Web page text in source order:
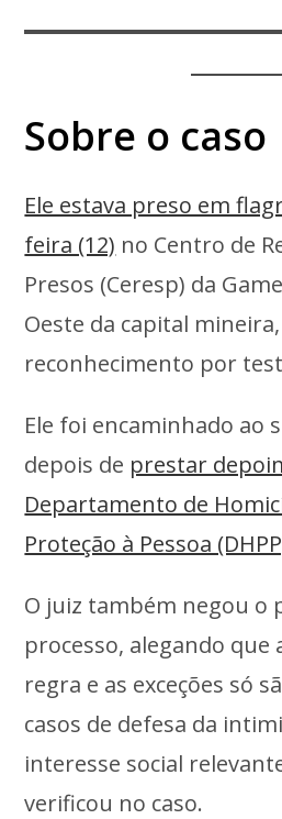
Sobre o caso
Ele estava preso em
feira (12) no Centro de
Presos (Ceresp) da
Oeste da capital
reconhecimento por
Ele foi encaminhado ao
depois de prestar
Departamento de
Proteção à Pessoa
O juiz também negou o
processo, alegando que
regra e as exceções só
casos de defesa da
interesse social
verificou no caso.